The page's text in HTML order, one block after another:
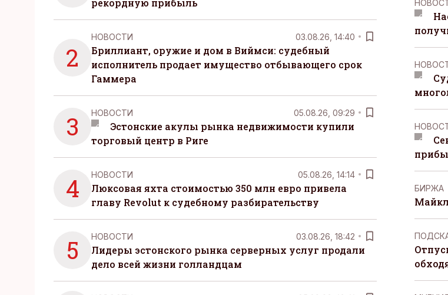
рекордную прибыль
2
НОВОСТИ 03.08.26, 14:40
Бриллиант, оружие и дом в Виймси: судебный
исполнитель продает имущество отбывающего срок
Гаммера
3 НОВОСТИ 05.08.26, 09:29
Эстонские акулы рынка недвижимости купили
торговый центр в Риге
4 НОВОСТИ 05.08.26, 14:14
Люксовая яхта стоимостью 350 млн евро привела
главу Revolut к судебному разбирательству
5 НОВОСТИ 03.08.26, 18:42
Лидеры эстонского рынка серверных услуг продали
дело всей жизни голландцам
БИРЖА